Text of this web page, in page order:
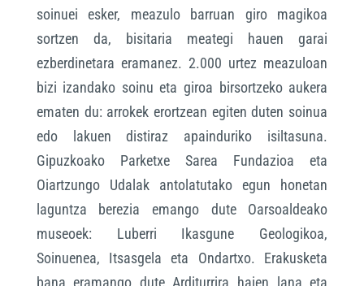
soinuei esker, meazulo barruan giro magikoa
sortzen da, bisitaria meategi hauen garai
ezberdinetara eramanez. 2.000 urtez meazuloan
bizi izandako soinu eta giroa birsortzeko aukera
ematen du: arrokek erortzean egiten duten soinua
edo lakuen distiraz apainduriko isiltasuna.
Gipuzkoako Parketxe Sarea Fundazioa eta
Oiartzungo Udalak antolatutako egun honetan
laguntza berezia emango dute Oarsoaldeako
museoek: Luberri Ikasgune Geologikoa,
Soinuenea, Itsasgela eta Ondartxo. Erakusketa